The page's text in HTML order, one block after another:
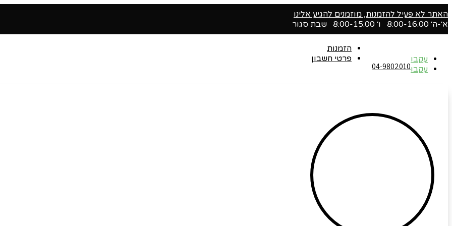
האתר לא פעיל להזמנות, מוזמנים להגיע אלינו
א׳-ה׳ 8:00-16:00 ו׳ 8:00-15:00 שבת סגור
עקבו
עקבו04-9802010‬
הזמנות
פרטי חשבון